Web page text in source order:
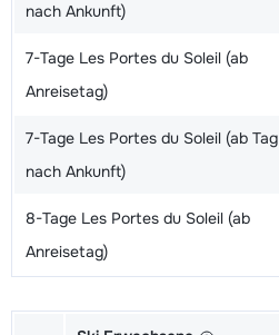
nach Ankunft)
7-Tage Les Portes du Soleil (ab
Anreisetag)
7-Tage Les Portes du Soleil (ab Tag
nach Ankunft)
8-Tage Les Portes du Soleil (ab
Anreisetag)